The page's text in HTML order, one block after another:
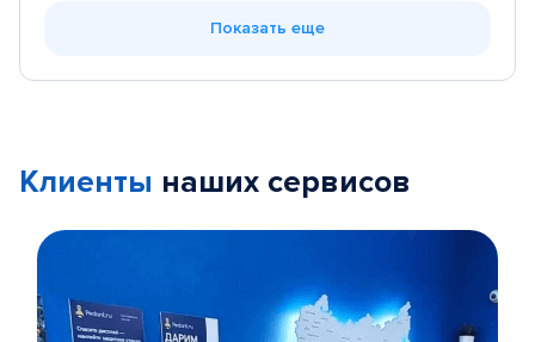
Показать еще
Клиенты наших сервисов